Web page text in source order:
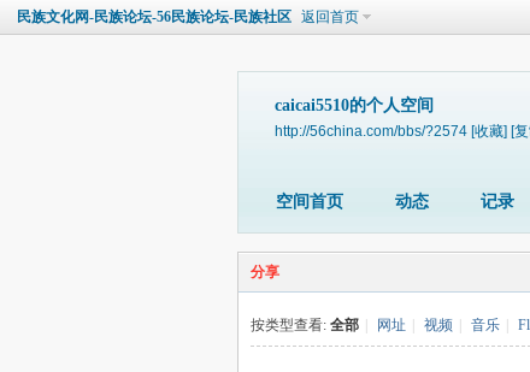
民族文化网-民族论坛-56民族论坛-民族社区 返回首页
caicai5510的个人空间
http://56china.com/bbs/?2574 [收藏] [
空间首页 动态 记录
分享
按类型查看: 全部 网址 视频 音乐